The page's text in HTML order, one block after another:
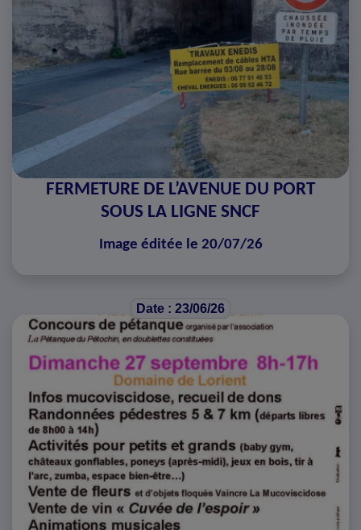
FERMETURE DE L’AVENUE DU PORT
SOUS LA LIGNE SNCF
Image éditée le 20/07/26
Date : 23/06/26